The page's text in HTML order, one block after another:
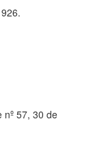
nº 57, 30 de